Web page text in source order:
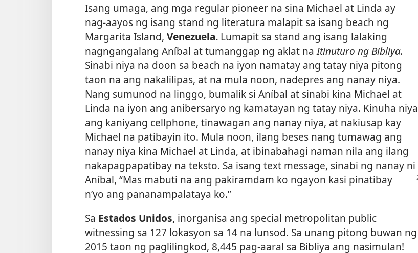
Isang umaga, ang mga regular pioneer na sina Michael at Linda ay
nag-aayos ng isang stand ng literatura malapit sa isang beach ng
Margarita Island, Venezuela. Lumapit sa stand ang isang lalaking
nagngangalang Aníbal at tumanggap ng aklat naItinuturo ng Bibliya.
Sinabi niya na doon sa beach na iyon namatay ang tatay niya pitong
taon na ang nakalilipas, at na mula noon, nadepres ang nanay niya.
Nang sumunod na linggo, bumalik si Aníbal at sinabi kina Michael at
Linda na iyon ang anibersaryo ng kamatayan ng tatay niya. Kinuha niya
ang kaniyang cellphone, tinawagan ang nanay niya, at nakiusap kay
Michael na patibayin ito. Mula noon, ilang beses nang tumawag ang
nanay niya kina Michael at Linda, at ibinabahagi naman nila ang ilang
nakapagpapatibay na teksto. Sa isang text message, sinabi ng nanay ni
Aníbal, “Mas mabuti na ang pakiramdam ko ngayon kasi pinatibay
n’yo ang pananampalataya ko.”
Sa Estados Unidos, inorganisa ang special metropolitan public
witnessing sa 127 lokasyon sa 14 na lunsod. Sa unang pitong buwan ng
2015 taon ng paglilingkod, 8,445 pag-aaral sa Bibliya ang nasimulan!